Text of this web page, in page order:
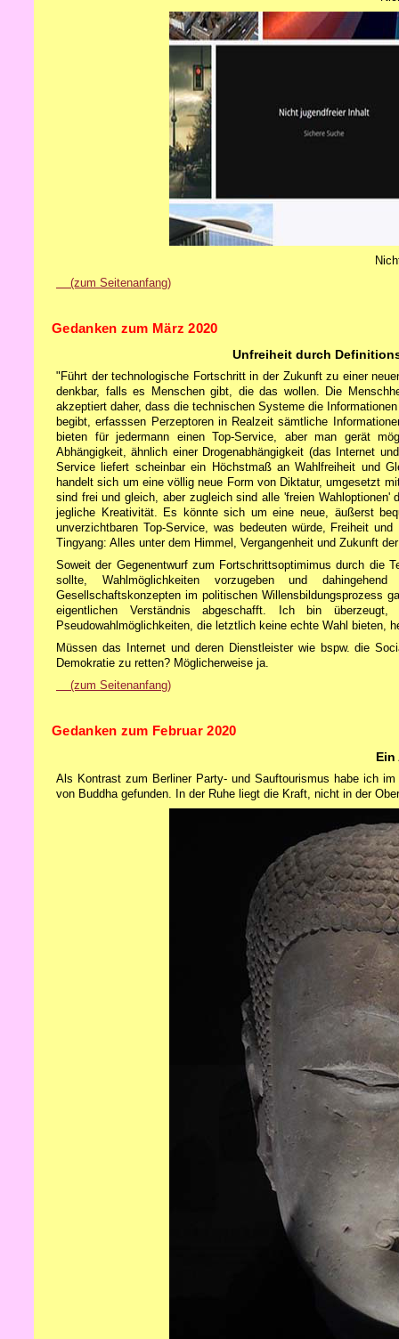
(zum Seitenanfang)
Gedanken zum März 2020
Unfreiheit durch
"Führt der technologische Fortschritt in der Zukunft zu einer
denkbar, falls es Menschen gibt, die das wollen. Die
akzeptiert daher, dass die technischen Systeme die
begibt, erfasssen Perzeptoren in Realzeit sämtliche
bieten für jedermann einen Top-Service, aber man gerät
Abhängigkeit, ähnlich einer Drogenabhängigkeit (das Internet
Service liefert scheinbar ein Höchstmaß an Wahlfreiheit und
handelt sich um eine völlig neue Form von Diktatur, umgesetzt
sind frei und gleich, aber zugleich sind alle 'freien Wahloptionen'
jegliche Kreativität. Es könnte sich um eine neue, äußerst
unverzichtbaren Top-Service, was bedeuten würde, Freiheit
Tingyang: Alles unter dem Himmel, Vergangenheit und Zukunft
Soweit der Gegenentwurf zum Fortschrittsoptimimus durch die
sollte, Wahlmöglichkeiten vorzugeben und
Gesellschaftskonzepten im politischen Willensbildungsprozess
eigentlichen Verständnis abgeschafft. Ich bin
Pseudowahlmöglichkeiten, die letztlich keine echte Wahl bieten,
Müssen das Internet und deren Dienstleister wie bspw. die
Demokratie zu retten? Möglicherweise ja.
(zum Seitenanfang)
Gedanken zum Februar 2020
Als Kontrast zum Berliner Party- und Sauftourismus habe ich
von Buddha gefunden. In der Ruhe liegt die Kraft, nicht in der